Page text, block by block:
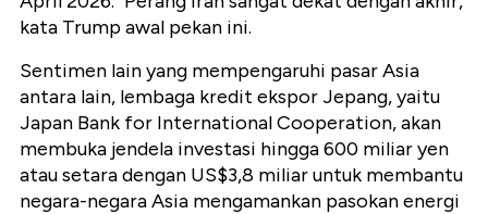
kata Trump awal pekan ini.
Sentimen lain yang mempengaruhi pasar Asia
antara lain, lembaga kredit ekspor Jepang, yaitu
Japan Bank for International Cooperation, akan
membuka jendela investasi hingga 600 miliar yen
atau setara dengan US$3,8 miliar untuk membantu
negara-negara Asia mengamankan pasokan energi